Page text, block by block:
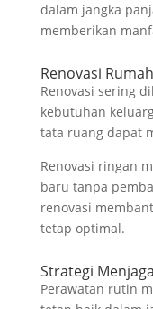
dalam jangka
memberikan
Renovasi
Renovasi sering
kebutuhan
tata ruang dapat
Renovasi ringan
baru tanpa
renovasi
tetap optimal.
Strategi
Perawatan rutin